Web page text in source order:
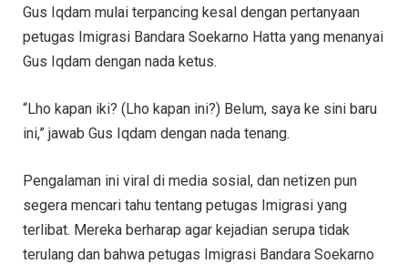
Gus Iqdam mulai terpancing kesal dengan pertanyaan
petugas Imigrasi Bandara Soekarno Hatta yang menanyai
Gus Iqdam dengan nada ketus.
“Lho kapan iki? (Lho kapan ini?) Belum, saya ke sini baru
ini,” jawab Gus Iqdam dengan nada tenang.
Pengalaman ini viral di media sosial, dan netizen pun
segera mencari tahu tentang petugas Imigrasi yang
terlibat. Mereka berharap agar kejadian serupa tidak
terulang dan bahwa petugas Imigrasi Bandara Soekarno